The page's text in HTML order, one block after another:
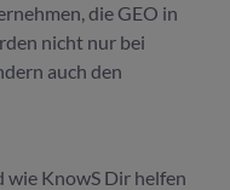
die GEO in
nicht nur bei
auch den
wie KnowS Dir helfen